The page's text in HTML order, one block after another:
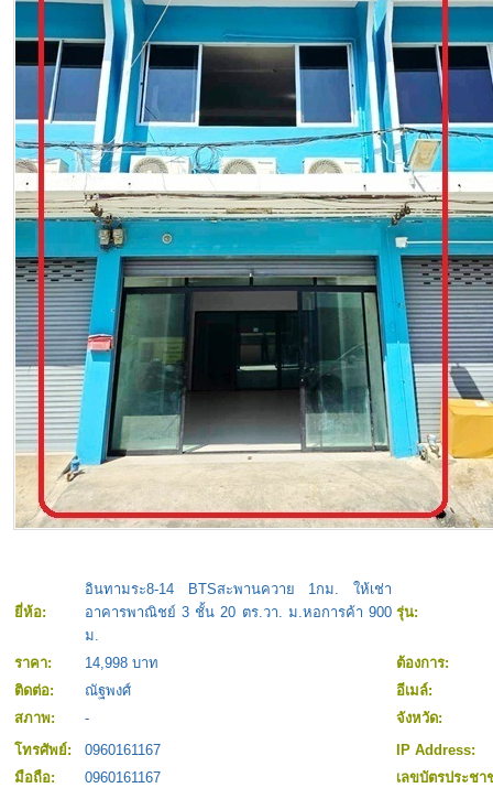
ยี่ห้อ:
อินทามระ8-14 BTSสะพานควาย 1กม. ให้เช่า
อาคารพาณิชย์ 3 ชั้น 20 ตร.วา. ม.หอการค้า 900
ม.
รุ่น:
ราคา: 14,998 บาท
ต้องการ:
ติดต่อ:
ณัฐพงศ์
อีเมล์:
สภาพ:
-
จังหวัด:
โทรศัพย์:
0960161167
IP Address:
มือถือ:
0960161167
เลขบัตรประช